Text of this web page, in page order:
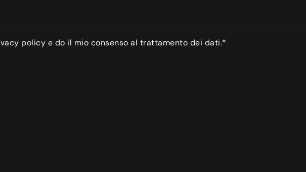
policy e do il mio consenso al trattamento dei dati.*